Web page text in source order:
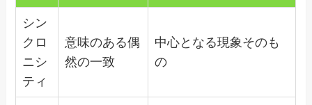
シン
クロ
ニシ
ティ
意味のある偶
然の一致
中心となる現象そのも
の